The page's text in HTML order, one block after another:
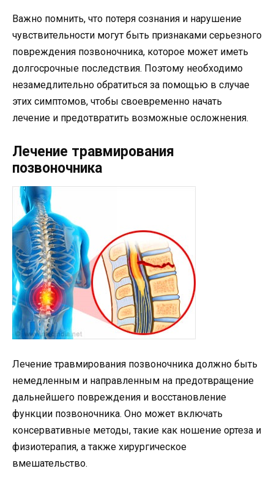
Важно помнить, что потеря сознания и нарушение
чувствительности могут быть признаками серьезного
повреждения позвоночника, которое может иметь
долгосрочные последствия. Поэтому необходимо
незамедлительно обратиться за помощью в случае
этих симптомов, чтобы своевременно начать
лечение и предотвратить возможные осложнения.
Лечение травмирования
позвоночника
Лечение травмирования позвоночника должно быть
немедленным и направленным на предотвращение
дальнейшего повреждения и восстановление
функции позвоночника. Оно может включать
консервативные методы, такие как ношение ортеза и
физиотерапия, а также хирургическое
вмешательство.